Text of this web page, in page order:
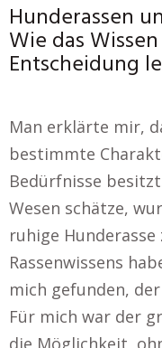
Hunderassen
Wie das
Entscheidung
Man erklärte mir,
bestimmte
Bedürfnisse
Wesen schätze,
ruhige Hunderasse
Rassenwissens
mich gefunden,
Für mich war der
die Möglichkeit,